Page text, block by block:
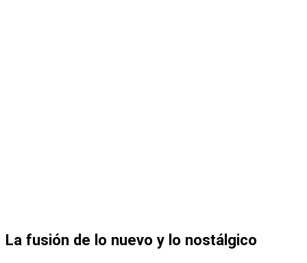
La fusión de lo nuevo y lo nostálgico